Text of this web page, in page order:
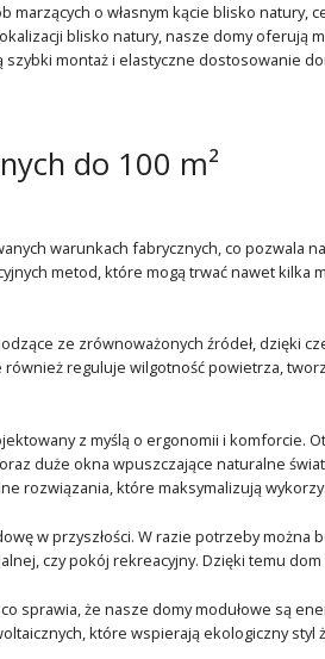
o własnym kącie blisko natury,
blisko natury, nasze domy oferują
montaż i elastyczne dostosowanie
do 100 m²
warunkach fabrycznych, co pozwala
metod, które mogą trwać nawet kilka
ze zrównoważonych źródeł, dzięki
reguluje wilgotność powietrza,
z myślą o ergonomii i komforcie.
duże okna wpuszczające naturalne
rozwiązania, które maksymalizują
w przyszłości. W razie potrzeby można
czy pokój rekreacyjny. Dzięki temu
sprawia, że nasze domy modułowe są
które wspierają ekologiczny styl